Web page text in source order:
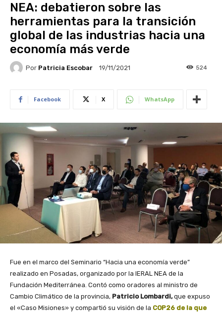
NEA: debatieron sobre las
herramientas para la transición
global de las industrias hacia una
economía más verde
Por Patricia Escobar 19/11/2021 524
Facebook X WhatsApp
Fue en el marco del Seminario “Hacia una economía verde”
realizado en Posadas, organizado por la IERAL NEA de la
Fundación Mediterránea. Contó como oradores al ministro de
Cambio Climático de la provincia, Patricio Lombardi,que expuso
el «Caso Misiones» y compartió su visión de la COP26 de la que